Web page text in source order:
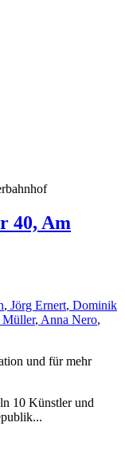
40, Am
, Jörg Ernert, Dominik
Müller, Anna Nero,
und für mehr
10 Künstler und